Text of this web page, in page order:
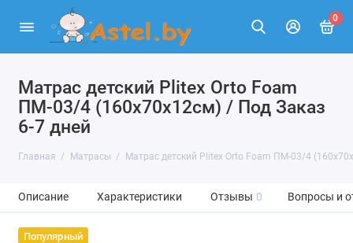
0
Матрас детский Plitex Orto Foam
ПМ-03/4 (160х70х12см) / Под Заказ
6-7 дней
Главная Матрасы Матрас детский Plitex Orto Foam ПМ-03/4
Описание Характеристики Отзывы 0 Вопросы и
Популярный